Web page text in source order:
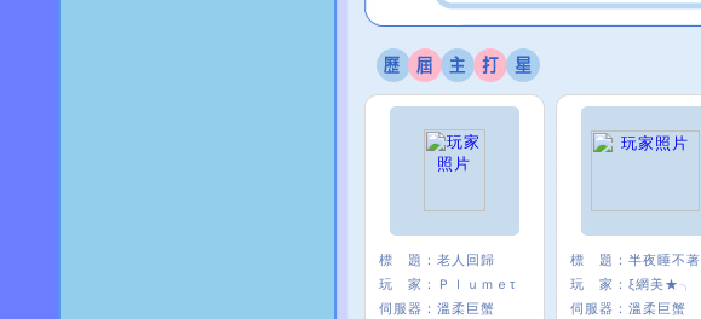
標 題： 老人回歸
玩 家：
Ｐｌｕｍｅτ
伺服器： 溫柔巨蟹
標 題：
玩 家： ξ網美★╮
伺服器： 溫柔巨蟹